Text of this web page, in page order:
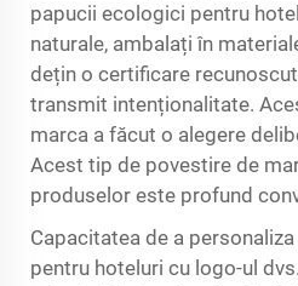
papucii ecologici pentru
naturale, ambalați în
dețin o certificare
transmit intenționalitate.
marca a făcut o alegere
Acest tip de povestire de
produselor este profund
Capacitatea de a
pentru hoteluri cu logo-ul